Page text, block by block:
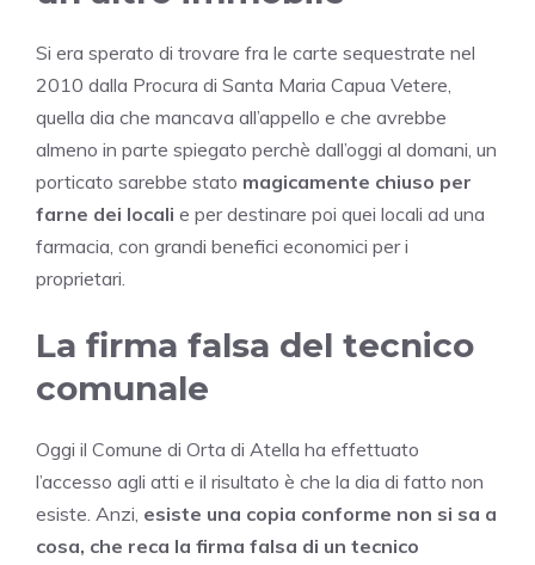
Si era sperato di trovare fra le carte sequestrate nel
2010 dalla Procura di Santa Maria Capua Vetere,
quella dia che mancava all’appello e che avrebbe
almeno in parte spiegato perchè dall’oggi al domani, un
porticato sarebbe stato magicamente chiuso per
farne dei locali e per destinare poi quei locali ad una
farmacia, con grandi benefici economici per i
proprietari.
La firma falsa del tecnico
comunale
Oggi il Comune di Orta di Atella ha effettuato
l’accesso agli atti e il risultato è che la dia di fatto non
esiste. Anzi, esiste una copia conforme non si sa a
cosa, che reca la firma falsa di un tecnico